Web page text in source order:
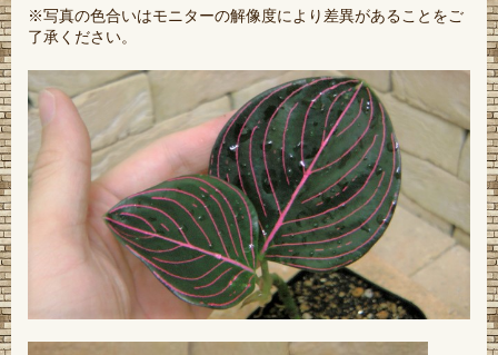
※写真の色合いはモニターの解像度により差異があることをご
了承ください。